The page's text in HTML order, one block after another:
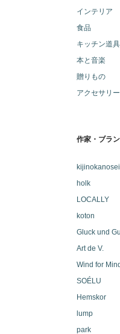
インテリア
食品
キッチン道具
本と音楽
贈りもの
アクセサリー
作家・ブラ
kijinokanosei
holk
LOCALLY
koton
Gluck und
Art de V.
Wind for Mind
SOÉLU
Hemskor
lump
park